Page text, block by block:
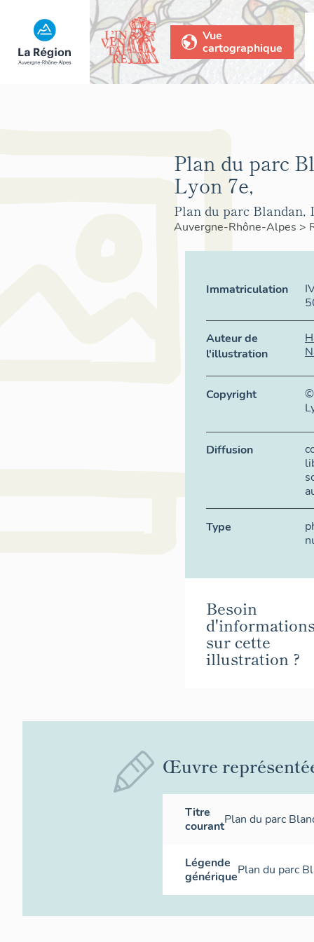
Vue
cartographique
Plan du parc
Lyon 7e,
Plan du parc Blandan,
Auvergne-Rhône-Alpes >
Immatriculation
Auteur de
l'illustration
Copyright
Diffusion
Type
Besoin
sur cette
illustration ?
Œuvre
Titre
courantPlan du parc
Légende
génériquePlan du parc